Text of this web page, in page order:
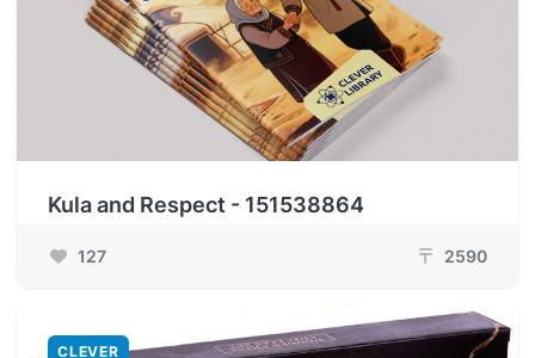
Kula and Respect - 151538864
127 ₸ 2590
CLEVER